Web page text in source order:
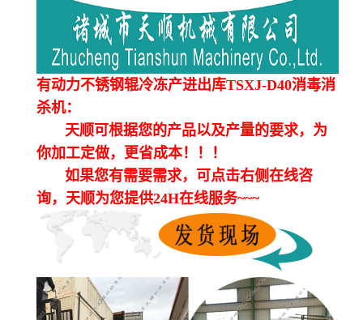
有动力不锈钢辊冷冻产进出库TSXJ-D40消毒消
杀机：
天顺可根据您的产品以及产量的要求，为
你加工定做，更省成本！！！
如果您有需要需求，可点击右侧在线咨
询，天顺为您提供24H在线服务~~~